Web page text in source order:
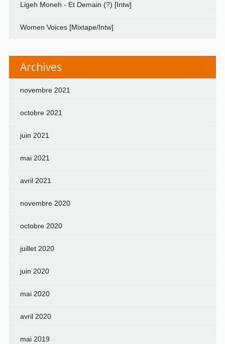
Ligeh Moneh - Et Demain (?) [Intw]
Women Voices [Mixtape/Intw]
Archives
novembre 2021
octobre 2021
juin 2021
mai 2021
avril 2021
novembre 2020
octobre 2020
juillet 2020
juin 2020
mai 2020
avril 2020
mai 2019